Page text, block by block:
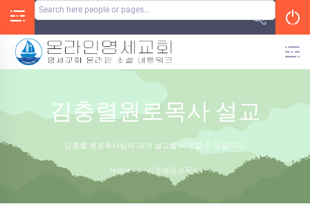
김충렬원로목사 설교
김충렬 원로목사님의 과거 설교를 시청할 수 있습니다.
Home / 김충렬원로목사